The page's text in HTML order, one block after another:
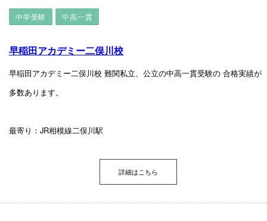
早稲田アカデミー二俣川校
早稲田アカデミー二俣川校 難関私立、公立の中高一貫受験の 合格実績が
多数あります。
最寄り：JR相模線二俣川駅
中学受験 中高一貫
詳細はこちら